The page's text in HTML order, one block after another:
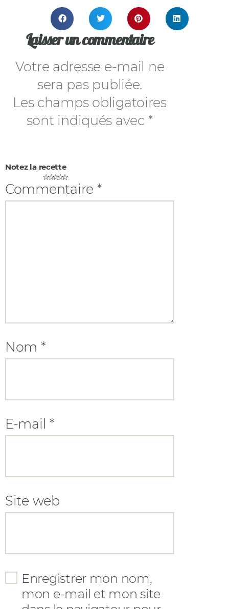
Laisser un commentaire
Votre adresse e-mail ne
sera pas publiée.
Les champs obligatoires
sont indiqués avec *
☆
☆
☆
☆
☆
Commentaire *
Nom *
E-mail*
Site web
Enregistrer mon nom,
mon e-mail et mon site